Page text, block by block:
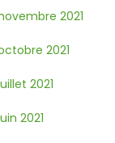
2021
2021
2021
2021